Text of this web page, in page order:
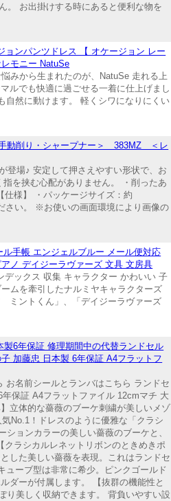
。 お出掛けする時にあると便利な物を
ョンパンツドレス 【 オケージョン レー
モニー NatuSe
みから生まれたのが、NatuSe 走れる上
ルでも快適に過ごせる一着に仕上げまし
自然に動けます。 軽くシワになりにくい
動削り・シャープナー＞ 383MZ ＜レ
登場♪ 安定して押さえやすい形状で、お
を挟む心配がありません。 ・削ったあ
仕様】 ・パッケージサイズ：約
さい。 ※お使いの画面環境により画像の
手帳 エンジェルブルー メール便対応
ノ デイジーラヴァーズ 文具 文房具
ックス 収集 キャラクター かわいい 子
ムを牽引したナルミヤキャラクターズ
ミントくん」、「デイジーラヴァーズ
6年保証 修理期間中の代替ランドセル
加藤忠 日本製 6年保証 A4フラットフ
お名前シールとランバはこちら ランドセ
保証 A4フラットファイル 12cmマチ 大
体的な薔薇のブーケ刺繍が美しいメゾ
No.1！ドレスのように優雅な「クラシ
ョンカラーの美しい薔薇のブーケと、
ラシカルレネットリボンのときめきポ
した美しい薔薇を表現。これはランドセ
ーブ型は非常に希少。ピンクゴールド
ダーが付属します。 【抜群の機能性と
り美しく収納できます。 背負いやすい設